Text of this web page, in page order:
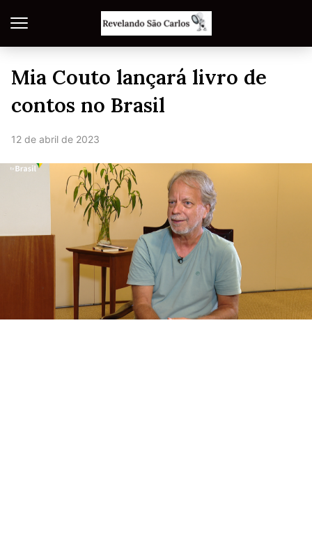
Mia Couto lançará livro de
contos no Brasil
12 de abril de 2023